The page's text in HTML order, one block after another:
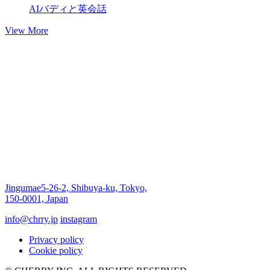
AIバディと英会話
View More
Jingumae5-26-2, Shibuya-ku, Tokyo,
150-0001, Japan
info@chrry.jp instagram
Privacy policy
Cookie policy